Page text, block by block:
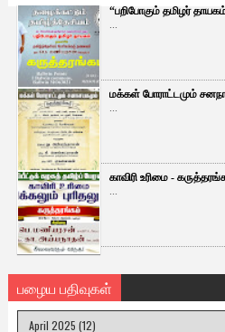
“பறிபோகும் தமிழர்
...
மக்கள் போராட்டமும்
...
காவிரி உரிமை -
...
பழைய பதிவுகள்